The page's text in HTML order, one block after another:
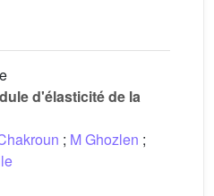
d'élasticité de la
; M Ghozlen ;